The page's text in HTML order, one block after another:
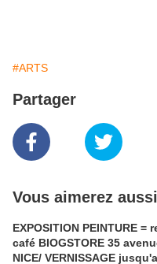
#ARTS
Partager
Vous aimerez aussi
EXPOSITION PEINTURE =
café BIOGSTORE 35
NICE/ VERNISSAGE